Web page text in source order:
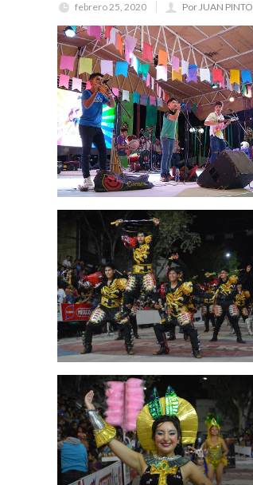
febrero 25, 2020 Por JUAN PINTO